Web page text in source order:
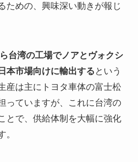
ための、興味深い動きが報じ
台湾の工場でノアとヴォクシ
本市場向けに輸出する という
産は主にトヨタ車体の富士松
っていますが、これに台湾の
とで、供給体制を大幅に強化
。